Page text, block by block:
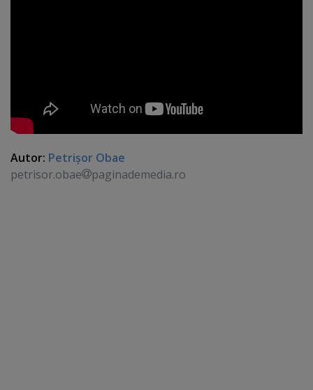
Autor: Petrişor Obae
petrisor.obae
paginademedia.ro